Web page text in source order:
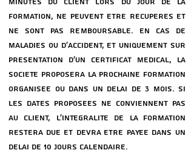
MINUTES DU CLIENT LORS DU JOUR DE LA
FORMATION, NE PEUVENT eTRE ReCUPeReS ET
NE SONT PAS REMBOURSABLE. EN CAS DE
MALADIES OU D’ACCIDENT, ET UNIQUEMENT SUR
PReSENTATION D’UN CERTIFICAT MeDICAL, LA
SOCIeTe PROPOSERA LA PROCHAINE FORMATION
ORGANISeE OU DANS UN DeLAI DE 3 MOIS. SI
LES DATES PROPOSeES NE CONVIENNENT PAS
AU CLIENT, L’INTeGRALITe DE LA FORMATION
RESTERA DUE ET DEVRA eTRE PAYeE DANS UN
DeLAI DE 10 JOURS CALENDAIRE.